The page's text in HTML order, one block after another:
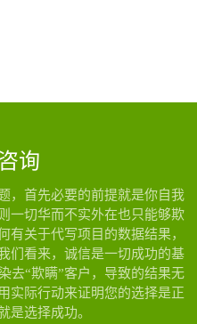
询
，首先必要的前提就是你自我
一切华而不实外在也只能够欺
有关于代写项目的数据结果，
们看来，诚信是一切成功的基
去“欺瞒”客户，导致的结果无
实际行动来证明您的选择是正
是选择成功。